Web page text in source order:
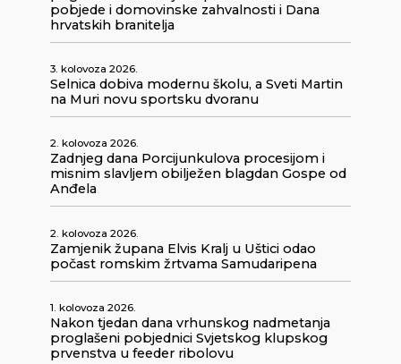
pobjede i domovinske zahvalnosti i Dana
hrvatskih branitelja
3. kolovoza 2026.
Selnica dobiva modernu školu, a Sveti Martin
na Muri novu sportsku dvoranu
2. kolovoza 2026.
Zadnjeg dana Porcijunkulova procesijom i
misnim slavljem obilježen blagdan Gospe od
Anđela
2. kolovoza 2026.
Zamjenik župana Elvis Kralj u Uštici odao
počast romskim žrtvama Samudaripena
1. kolovoza 2026.
Nakon tjedan dana vrhunskog nadmetanja
proglašeni pobjednici Svjetskog klupskog
prvenstva u feeder ribolovu